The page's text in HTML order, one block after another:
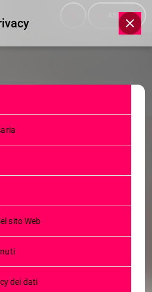
ASCOLTA
NASCE IN
RETE DI ATTIVITÀ
PROFESSIONISTI
PIÙ
sito Web
dei dati